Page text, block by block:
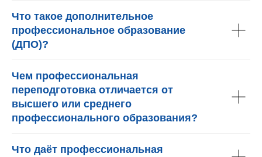
Что такое дополнительное
профессиональное образование
(ДПО)?
Чем профессиональная
переподготовка отличается от
высшего или среднего
профессионального образования?
Что даёт профессиональная